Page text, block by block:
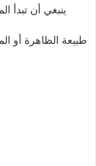
ينبغي أن تبدأ
طبيعة الظاهرة أو